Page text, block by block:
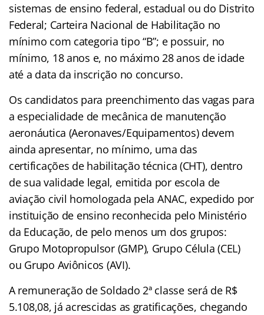
sistemas de ensino federal, estadual ou do Distrito
Federal; Carteira Nacional de Habilitação no
mínimo com categoria tipo “B”; e possuir, no
mínimo, 18 anos e, no máximo 28 anos de idade
até a data da inscrição no concurso.
Os candidatos para preenchimento das vagas para
a especialidade de mecânica de manutenção
aeronáutica (Aeronaves/Equipamentos) devem
ainda apresentar, no mínimo, uma das
certificações de habilitação técnica (CHT), dentro
de sua validade legal, emitida por escola de
aviação civil homologada pela ANAC, expedido por
instituição de ensino reconhecida pelo Ministério
da Educação, de pelo menos um dos grupos:
Grupo Motopropulsor (GMP), Grupo Célula (CEL)
ou Grupo Aviônicos (AVI).
A remuneração de Soldado 2ª classe será de R$
5.108,08, já acrescidas as gratificações, chegando